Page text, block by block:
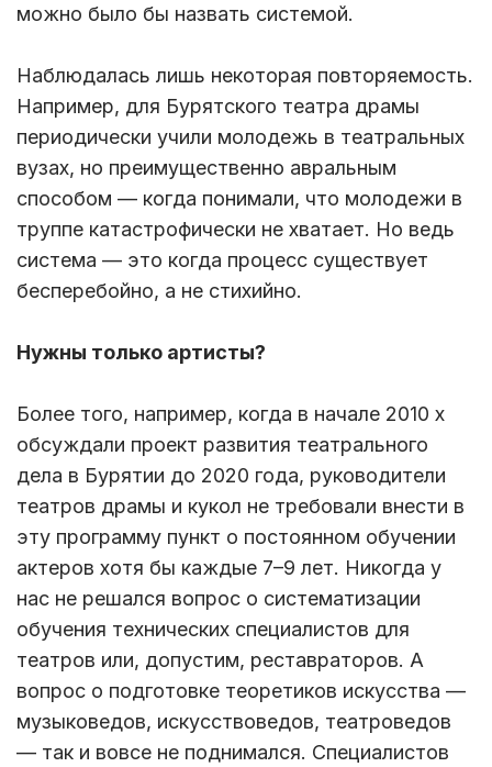
можно было бы назвать системой.
Наблюдалась лишь некоторая повторяемость.
Например, для Бурятского театра драмы
периодически учили молодежь в театральных
вузах, но преимущественно авральным
способом — когда понимали, что молодежи в
труппе катастрофически не хватает. Но ведь
система — это когда процесс существует
бесперебойно, а не стихийно.
Нужны только артисты?
Более того, например, когда в начале 2010 х
обсуждали проект развития театрального
дела в Бурятии до 2020 года, руководители
театров драмы и кукол не требовали внести в
эту программу пункт о постоянном обучении
актеров хотя бы каждые 7–9 лет. Никогда у
нас не решался вопрос о систематизации
обучения технических специалистов для
театров или, допустим, реставраторов. А
вопрос о подготовке теоретиков искусства —
музыковедов, искусствоведов, театроведов
— так и вовсе не поднимался. Специалистов